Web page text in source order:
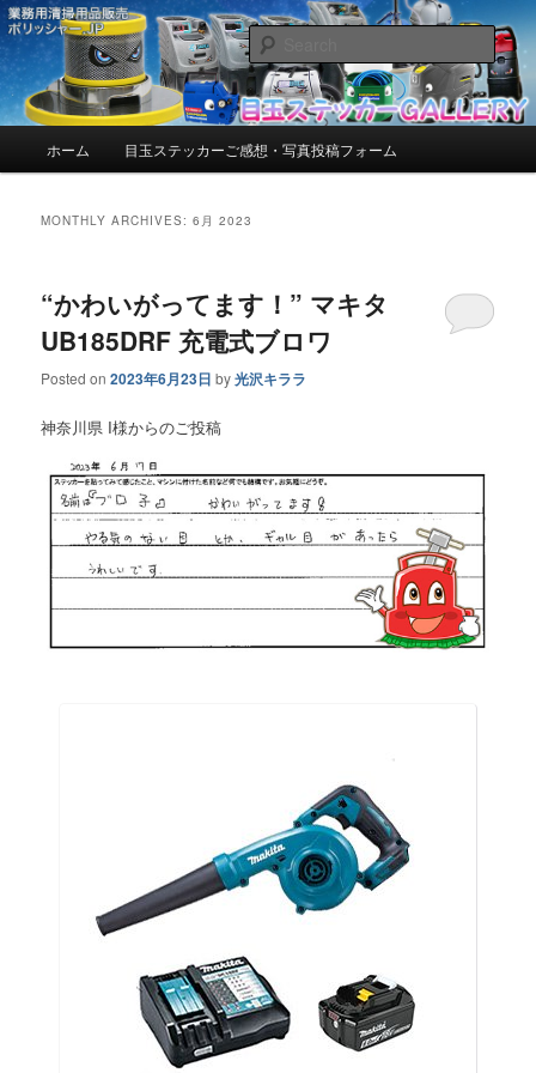
目玉ステッカーGALLERY【ポリッシ
ャー.JP™】 | お客様からいただいた
お客様からいただいたご感想・写真を紹介しています。
Skip
content
Skip
content
ホーム 目玉ステッカーご感想・写真投稿フォーム
MONTHLY ARCHIVES:6月 2023
“かわいがってます！” マキタ
UB185DRF 充電式ブロワ
Posted on2023年6月23日 by光沢キララ
神奈川県 I様からのご投稿